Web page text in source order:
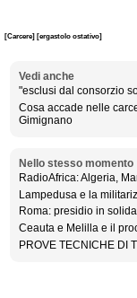
[Carcere] [ergastolo ostativo]
Vedi anche
"esclusi dal consorzio
Cosa accade nelle
Gimignano
Nello stesso momento
RadioAfrica: Algeria,
Lampedusa e la
Roma: presidio in
Ceauta e Melilla e il
PROVE TECNICHE DI